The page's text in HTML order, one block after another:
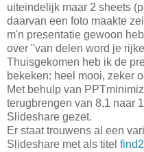
uiteindelijk maar 2 sheets
daarvan een foto maakte
m'n presentatie gewoon
over "van delen word je
Thuisgekomen heb ik de
bekeken: heel mooi, zeker
Met behulp van
terugbrengen van 8,1 naar
Slideshare gezet.
Er staat trouwens al een
Slideshare met als titel